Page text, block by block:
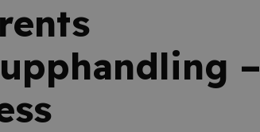
–